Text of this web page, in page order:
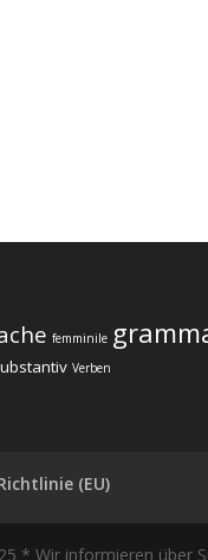
femminile
Verben
(EU)
* Wir informieren über